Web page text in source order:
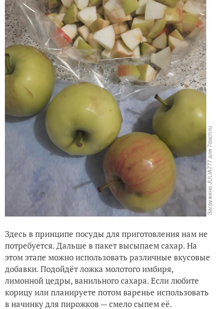
Здесь в принципе посуды для приготовления нам не
потребуется. Дальше в пакет высыпаем сахар. На
этом этапе можно использовать различные вкусовые
добавки. Подойдёт ложка молотого имбиря,
лимонной цедры, ванильного сахара. Если любите
корицу или планируете потом варенье использовать
в начинку для пирожков — смело сыпем её.